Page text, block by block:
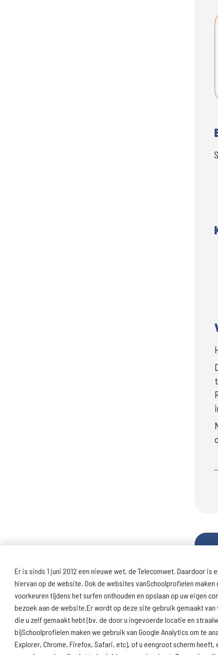
Er is sinds 1 juni 2012 een nieuwe wet, de Telecomwet. Daardoor
hiervan op de website. Ook de websites vanSchoolprofielen
voorkeuren tijdens het surfen onthouden en opslaan op uw eigen
bezoek aan de website.Er wordt op deze site gebruik gemaakt
die u zelf gemaakt hebt (bv. de door u ingevoerde locatie en
bijSchoolprofielen maken we gebruik van Google Analytics om te
Explorer, Chrome, Firefox, Safari, etc), of u eengroot scherm